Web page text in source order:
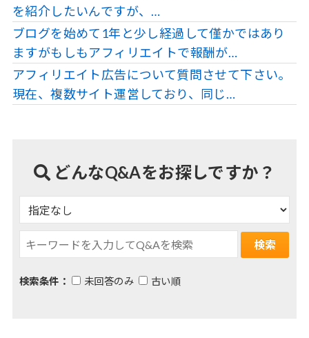
を紹介したいんですが、…
ブログを始めて1年と少し経過して僅かではあり
ますがもしもアフィリエイトで報酬が…
アフィリエイト広告について質問させて下さい。
現在、複数サイト運営しており、同じ…
どんなQ&Aをお探しですか？
検索条件： 未回答のみ 古い順